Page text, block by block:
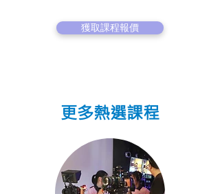
獲取課程報價
更多熱選課程